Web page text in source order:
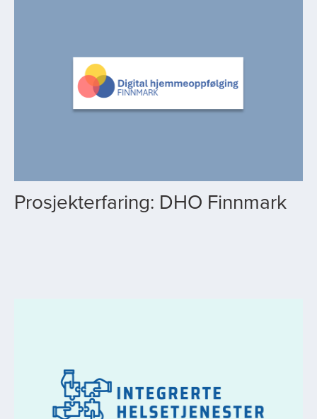
Prosjekterfaring: DHO Finnmark